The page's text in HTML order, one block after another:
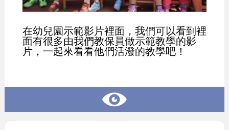
在幼兒園示範影片裡面，我們可以看到裡
面有很多由我們教保員做示範教學的影
片，一起來看看他們活潑的教學吧！